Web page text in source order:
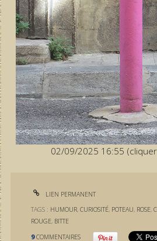
02/09/2025 16:55
LIEN PERMANENT
TAGS : HUMOUR,CURIOSITÉ, POTEAU, ROSE,
ROUGE, BITTE
9 COMMENTAIRES